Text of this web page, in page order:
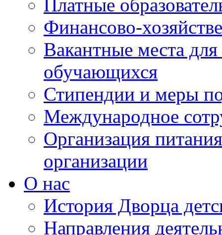
Платные
Финансово-
Вакантные места
обучающихся
Стипендии и меры
Международное
Организация
организации
О нас
История Дворца
Направления